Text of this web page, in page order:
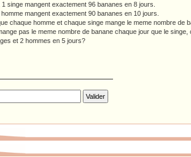
singe mangent exactement 96 bananes en 8 jours.
mangent exactement 90 bananes en 10 jours.
chaque homme et chaque singe mange le meme nombre de
pas le meme nombre de banane chaque jour que le
et 2 hommes en 5 jours?